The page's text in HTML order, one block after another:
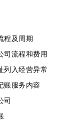
程及周期
司流程和费用
列入经营异常
账服务内容
司